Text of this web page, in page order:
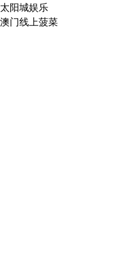
太阳城娱乐
澳门线上菠菜